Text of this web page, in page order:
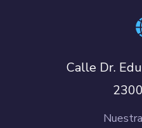
Calle Dr.